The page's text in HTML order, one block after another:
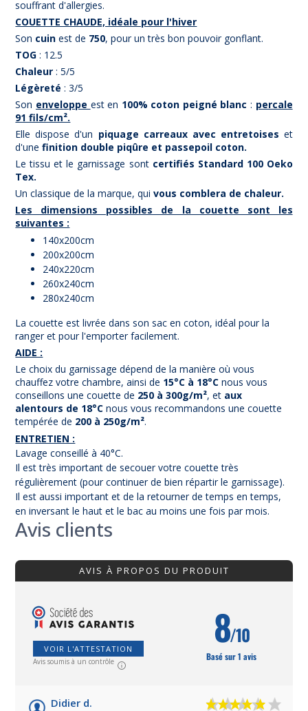
souffrant d'allergies.
COUETTE CHAUDE, idéale pour l'hiver
Son cuin est de 750, pour un très bon pouvoir gonflant.
TOG : 12.5
Chaleur : 5/5
Légèreté : 3/5
Son enveloppe est en 100% coton peigné blanc : percale
91 fils/cm².
Elle dispose d'un piquage carreaux avec entretoises et
d'une finition double piqûre et passepoil coton.
Le tissu et le garnissage sont certifiés Standard 100 Oeko
Tex.
Un classique de la marque, quivous comblera de chaleur.
Les dimensions possibles de la couette sont les
suivantes :
140x200cm
200x200cm
240x220cm
260x240cm
280x240cm
La couette est livrée dans son sac en coton, idéal pour la
ranger et pour l'emporter facilement.
AIDE :
Le choix du garnissage dépend de la manière où vous
chauffez votre chambre, ainsi de 15°C à 18°C nous vous
conseillons une couette de 250 à 300g/m², et aux
alentours de 18°C nous vous recommandons une couette
tempérée de 200 à 250g/m².
ENTRETIEN :
Lavage conseillé à 40°C.
Il est très important de secouer votre couette très
régulièrement (pour continuer de bien répartir le garnissage).
Il est aussi important et de la retourner de temps en temps,
en inversant le haut et le bac au moins une fois par mois.
Avis clients
AVIS À PROPOS DU PRODUIT
VOIR L'ATTESTATION
Avis soumis à un contrôle
8/10
Basé sur 1 avis
Didier d.